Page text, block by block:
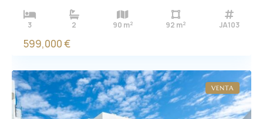
3 2 90 m2 92 m2 JA103
599,000 €
VENTA